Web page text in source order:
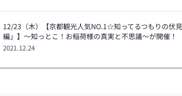
12/23（木）【京都観光人気NO.1☆知ってるつもりの伏
編」】～知っとこ！お稲荷様の真実と不思議～が開催！
2021.12.24